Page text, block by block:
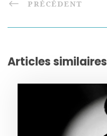
PRÉCÉDENT
Articles similaires